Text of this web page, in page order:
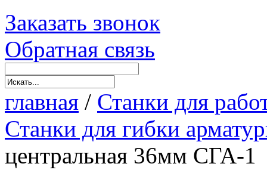
Заказать звонок
Обратная связь
главная / Станки для
Станки для гибки
центральная 36мм СГА-1